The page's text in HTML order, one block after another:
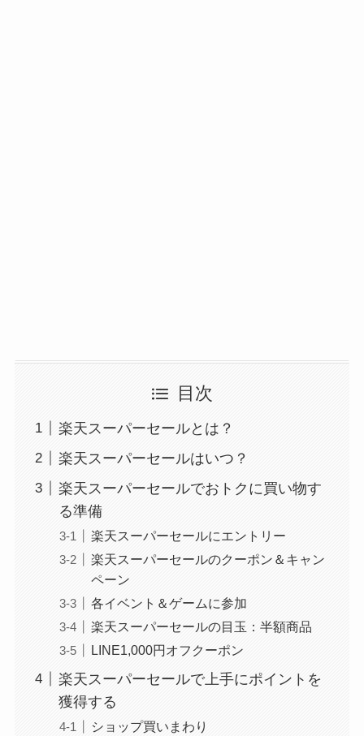
目次
楽天スーパーセールとは？
楽天スーパーセールはいつ？
楽天スーパーセールでおトクに買い物す
る準備
楽天スーパーセールにエントリー
楽天スーパーセールのクーポン＆キャン
ペーン
各イベント＆ゲームに参加
楽天スーパーセールの目玉：半額商品
LINE1,000円オフクーポン
楽天スーパーセールで上手にポイントを
獲得する
ショップ買いまわり